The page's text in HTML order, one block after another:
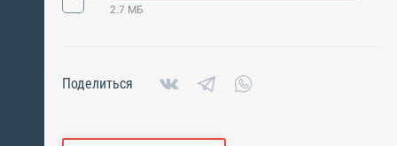
2.7 МБ
Поделиться